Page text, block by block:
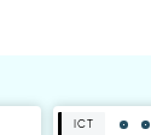
ICT